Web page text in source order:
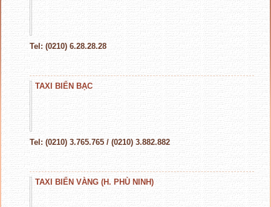
Tel: (0210) 6.28.28.28
TAXI BIỂN BẠC
Tel: (0210) 3.765.765 / (0210) 3.882.882
TAXI BIỂN VÀNG (H. PHÙ NINH)